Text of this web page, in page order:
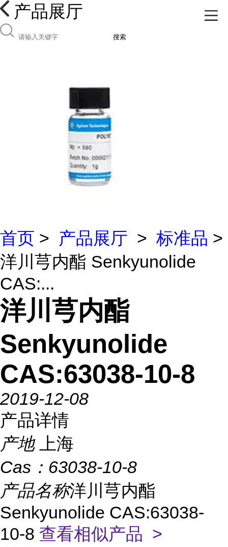
产品展厅
搜索
首页 > 产品展厅 > 标准品 >
洋川芎内酯 Senkyunolide
CAS:...
洋川芎内酯
Senkyunolide
CAS:63038-10-8
2019-12-08
产品详情
产地
上海
Cas： 63038-10-8
产品名称洋川芎内酯
Senkyunolide CAS:63038-
10-8 查看相似产品 >